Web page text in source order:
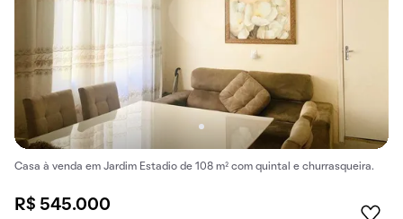
Casa à venda em Jardim Estadio de 108 m² com quintal e churrasqueira.
R$ 545.000